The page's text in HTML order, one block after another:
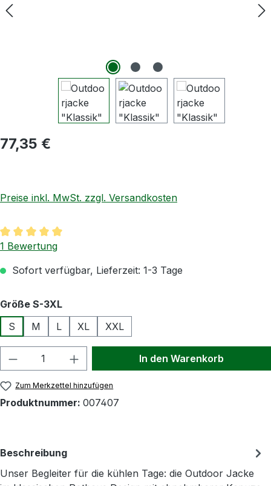
Regulärer Preis:
77,35 €
Preise inkl. MwSt. zzgl. Versandkosten
Durchschnittliche Bewertung von 5 von 5 Sternen
1 Bewertung
Sofort verfügbar, Lieferzeit: 1-3 Tage
Größe S-3XL
S
M L XL XXL
Produkt Anzahl: Gib den gewünschten
In den Warenkorb
Zum Merkzettel hinzufügen
Produktnummer: 007407
Beschreibung
Unser Begleiter für die kühlen Tage: die Outdoor Jacke